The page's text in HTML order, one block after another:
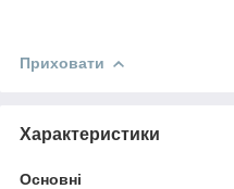
Приховати
Характеристики
Основні